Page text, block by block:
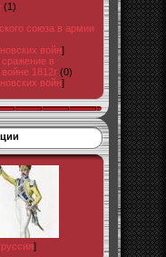
(1)
союза в армии
войн]
в
1812г (0)
войн]
]